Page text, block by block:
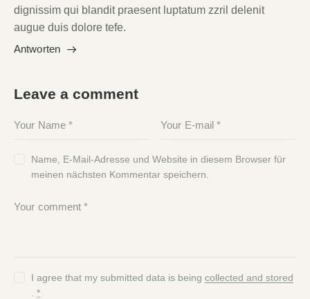
dignissim qui blandit praesent luptatum zzril delenit
augue duis dolore tefe.
Antworten
Leave a comment
Name, E-Mail-Adresse und Website in diesem Browser für
meinen nächsten Kommentar speichern.
I agree that my submitted data is beingcollected and stored
.*